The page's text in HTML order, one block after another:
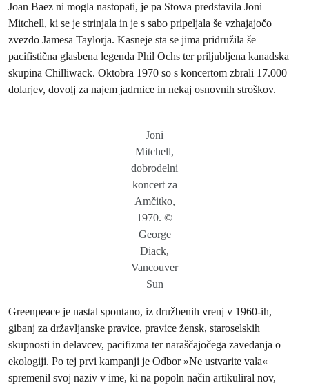
Joan Baez ni mogla nastopati, je pa Stowa predstavila Joni
Mitchell, ki se je strinjala in je s sabo pripeljala še vzhajajočo
zvezdo Jamesa Taylorja. Kasneje sta se jima pridružila še
pacifistična glasbena legenda Phil Ochs ter priljubljena kanadska
skupina Chilliwack. Oktobra 1970 so s koncertom zbrali 17.000
dolarjev, dovolj za najem jadrnice in nekaj osnovnih stroškov.
Joni
Mitchell,
dobrodelni
koncert za
Amčitko,
1970. ©
George
Diack,
Vancouver
Sun
Greenpeace je nastal spontano, iz družbenih vrenj v 1960‑ih,
gibanj za državljanske pravice, pravice žensk, staroselskih
skupnosti in delavcev, pacifizma ter naraščajočega zavedanja o
ekologiji. Po tej prvi kampanji je Odbor »Ne ustvarite vala«
spremenil svoj naziv v ime, ki na popoln način artikuliral nov,